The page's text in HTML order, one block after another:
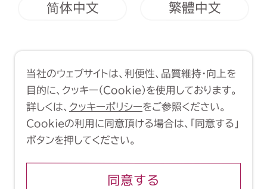
简体中文 繁體中文
Copyright (C) 1998-2026 Yasui
Architects & Engineers, Inc.
当社のウェブサイトは、利便性、品質維持・向上を
目的に、クッキー（Cookie）を使用しております。
詳しくは、 クッキーポリシーをご参照ください。
Cookieの利用に同意頂ける場合は、「同意する」
ボタンを押してください。
同意する